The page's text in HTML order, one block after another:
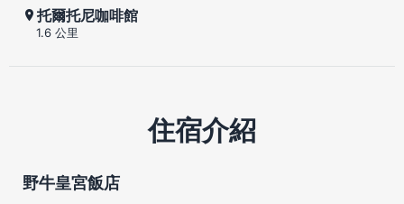
托爾托尼咖啡館
1.6 公里
住宿介紹
野牛皇宮飯店